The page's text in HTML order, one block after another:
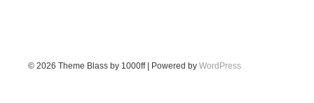
© 2026 Theme Blass by 1000ff | Powered by WordPress